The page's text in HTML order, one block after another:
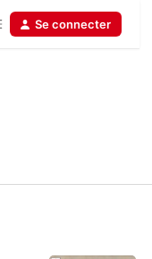
Se connecter